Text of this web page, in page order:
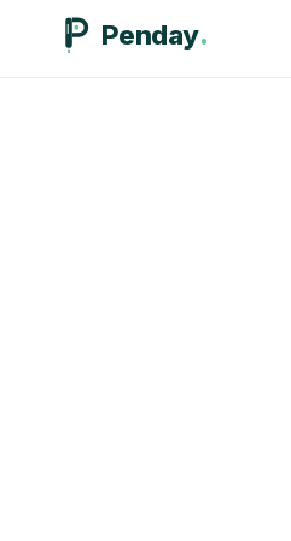
Penday